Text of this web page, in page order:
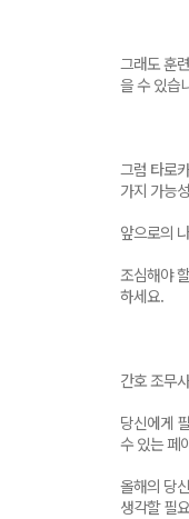
그래도 훈
을 수 있습
그럼 타로
가지 가능
앞으로의
조심해야
하세요.
간호 조무
당신에게
수 있는 페
올해의 당
생각할 필